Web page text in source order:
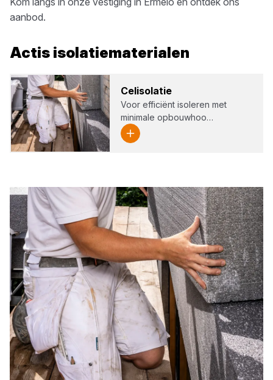
aanbod.
Actis isolatiematerialen
Cel­iso­la­tie
Voor efficiënt isoleren met
minimale opbouwhoo…